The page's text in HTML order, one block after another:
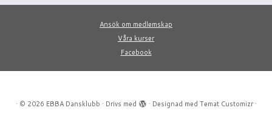
Ansök om medlemskap
Våra kurser
Facebook
· © 2026 EBBA Dansklubb · Drivs med · Designad med Temat Customizr·